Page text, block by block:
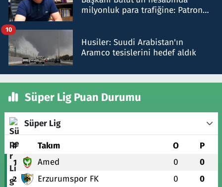
milyonluk para trafiğine: Patron
Husiler: Suudi Arabistan'ın
Aramco tesislerini hedef aldık
10
Süper Lig Puan Durumu
Süper Lig
# Takım O P
1 Amed 0 0
2 Erzurumspor FK 0 0